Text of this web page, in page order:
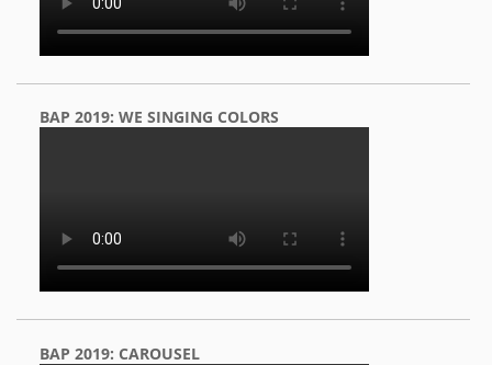
BAP 2019: WE SINGING COLORS
BAP 2019: CAROUSEL